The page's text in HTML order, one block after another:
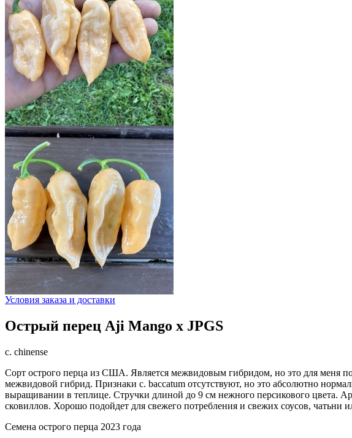
Условия заказа и доставки
Острый перец Aji Mango x JPGS
c. chinense
Сорт острого перца из США. Является межвидовым гибридом, но это для меня
межвидовой гибрид. Признаки c. baccatum отсутствуют, но это абсолютно
выращивании в теплице. Стручки длиной до 9 см нежного персикового цвета.
сковиллов. Хорошо подойдет для свежего потребления и свежих соусов, чатьни
Семена острого перца 2023 года